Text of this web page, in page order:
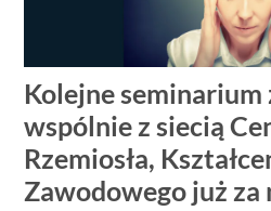
Kolejne
wspólnie z siecią
Rzemiosła,
Zawodowego już za